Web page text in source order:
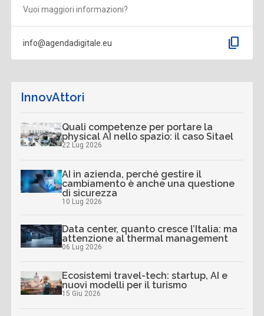
Vuoi maggiori informazioni?
info@agendadigitale.eu content_copy
InnovAttori
Quali competenze per portare la
physical AI nello spazio: il caso Sitael
22 Lug 2026
AI in azienda, perché gestire il
cambiamento è anche una questione
di sicurezza
10 Lug 2026
Data center, quanto cresce l’Italia: ma
attenzione al thermal management
06 Lug 2026
Ecosistemi travel-tech: startup, AI e
nuovi modelli per il turismo
15 Giu 2026